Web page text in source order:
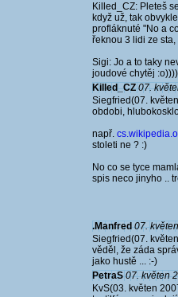
Killed_CZ: Pleteš
když už, tak
profláknuté "No a
řeknou 3 lidi ze
Sigi: Jo a to taky
joudové chytěj
Killed_CZ 07.
Siegfried(07.
obdobi,
např.
stoleti ne ? :)
No co se tyce
spis neco jinyho ..
.Manfred 07.
Siegfried(07.
věděl, že záda
jako hustě ... :-)
PetraS 07. květen
KvS(03. květen